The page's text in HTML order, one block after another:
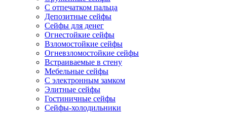
С отпечатком пальца
Депозитные сейфы
Сейфы для денег
Огнестойкие сейфы
Взломостойкие сейфы
Огневзломостойкие сейфы
Встраиваемые в стену
Мебельные сейфы
С электронным замком
Элитные сейфы
Гостиничные сейфы
Сейфы-холодильники